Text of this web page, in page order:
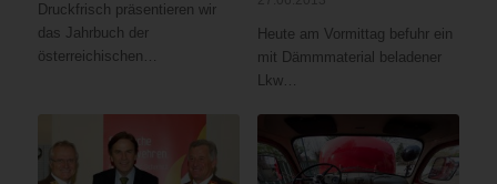
Druckfrisch präsentieren wir
das Jahrbuch der
österreichischen…
Heute am Vormittag befuhr ein
mit Dämmmaterial beladener
Lkw…